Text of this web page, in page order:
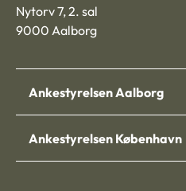
Nytorv 7, 2. sal
9000 Aalborg
Ankestyrelsen Aalborg
Ankestyrelsen København